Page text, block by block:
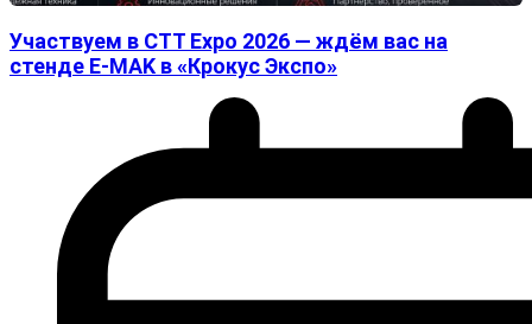
Участвуем в CTT Expo 2026 — ждём вас на
стенде E-MAK в «Крокус Экспо»